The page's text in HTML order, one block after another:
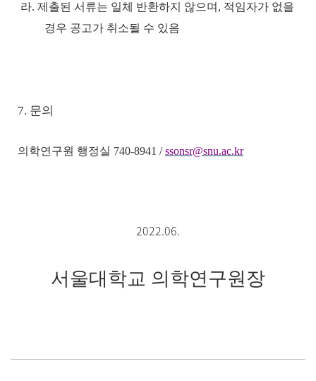
라. 제출된 서류는 일체 반환하지 않으며 , 적임자가 없을
경우 공고가 취소될 수 있음
7. 문의
의학연구원 행정실 740-8941 /ssonsr@snu.ac.kr
2022.06.
서울대학교 의학연구원장